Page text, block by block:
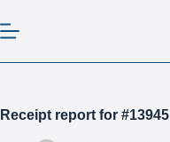
Receipt report for #13945